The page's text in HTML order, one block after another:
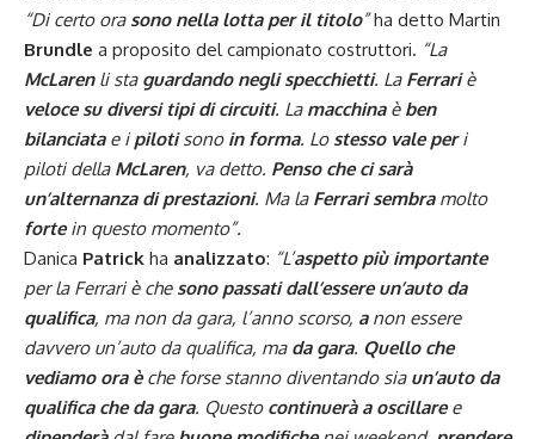
“Di certo ora sono nella lotta per il titolo”ha detto Martin
Brundle a proposito del campionato costruttori. “La
McLarenli sta guardando negli specchietti. La Ferrariè
veloce su diversi tipi di circuiti. La macchinaè ben
bilanciatae i pilotisono in forma. Lo stesso vale peri
piloti della McLaren, va detto. Penso che ci sarà
un’alternanza di prestazioni. Ma la Ferrari sembramolto
fortein questo momento”.
Danica Patrick ha analizzato: “L’aspetto più importante
per la Ferrari è che sono passati dall’essere un’auto da
qualifica, ma non da gara, l’anno scorso, anon essere
davvero un’auto da qualifica, ma da gara. Quello che
vediamo ora èche forse stanno diventando sia un’auto da
qualifica che da gara. Questo continuerà a oscillaree